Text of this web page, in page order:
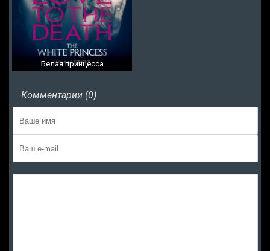
Белая принцесса
Комментарии (0)